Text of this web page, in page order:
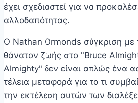
έχει σχεδιαστεί για να
αλλοδαπότητας.
Ο Nathan Ormonds σύγκριση με
θάνατον ζωής στο "Bruce
Almighty" δεν είναι απλώς ένα
τέλεια μεταφορά για το τι
την εκτέλεση αυτών των